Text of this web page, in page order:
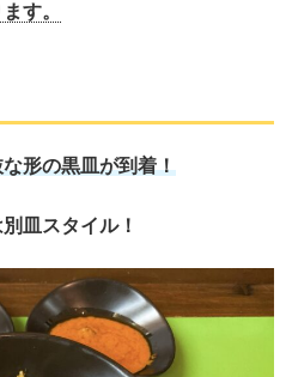
す。
形の黒皿が到着！
皿スタイル！